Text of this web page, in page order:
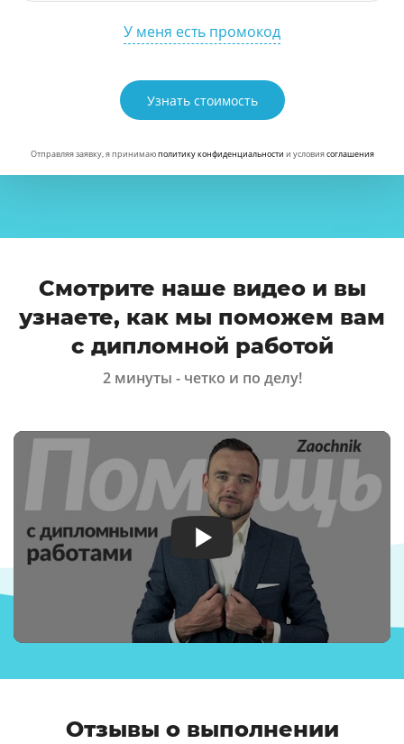
У меня есть промокод
Узнать стоимость
Отправляя заявку, я принимаюполитику конфиденциальности и условиясоглашения
Смотрите наше видео и вы
узнаете, как мы поможем вам
с дипломной работой
2 минуты - четко и по делу!
Отзывы о выполнении